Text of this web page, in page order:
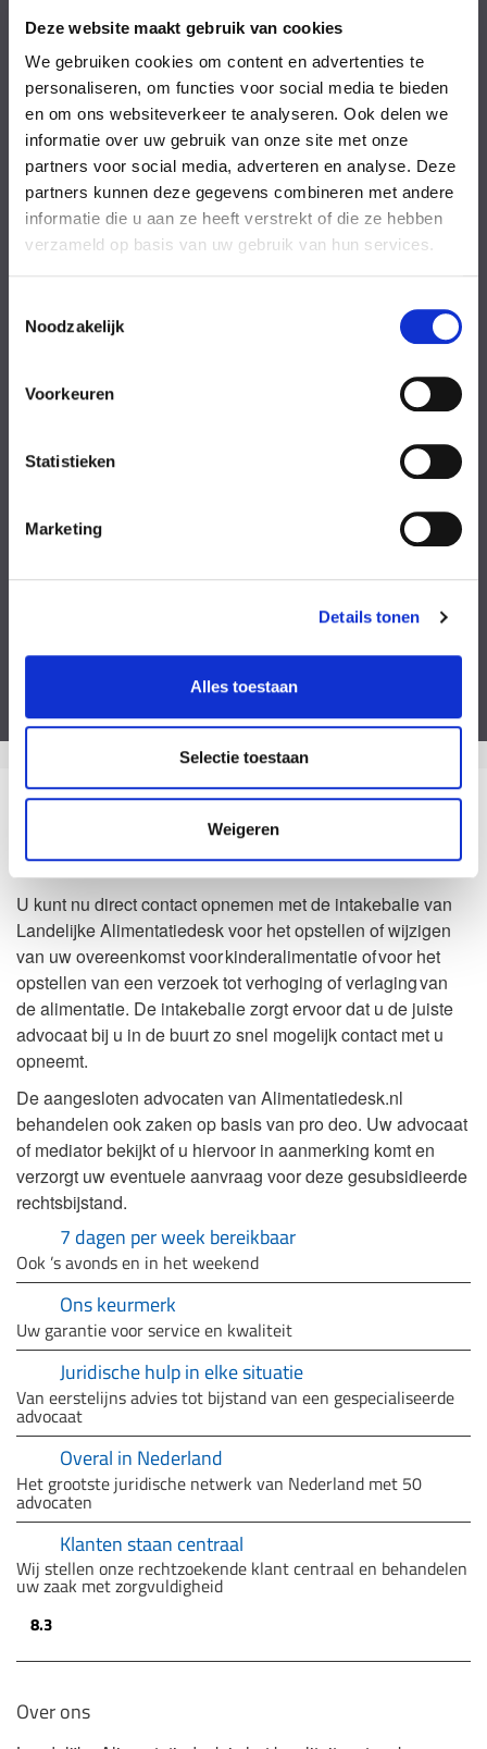
Deze website maakt gebruik van cookies
We gebruiken cookies om content en advertenties te
personaliseren, om functies voor social media te bieden
en om ons websiteverkeer te analyseren. Ook delen we
informatie over uw gebruik van onze site met onze
partners voor social media, adverteren en analyse. Deze
partners kunnen deze gegevens combineren met andere
informatie die u aan ze heeft verstrekt of die ze hebben
verzameld op basis van uw gebruik van hun services.
Noodzakelijk
Voorkeuren
Statistieken
Marketing
Details tonen
Alles toestaan
Selectie toestaan
Weigeren
Zaterdag
Feestdagen
09:00-17:00 uur
Gesloten
Stel uw vraag
Achternaam
Eventuele
opmerkingen
Privacyverklaring
Ik ga akkoord met deprivacy statement&algemene voorwaarden.
algemene voorwaarden
Zo kan het dus ook
Waarom Landelijke Alimentatiedesk?
U kunt nu direct contact opnemen met de intakebalie van
Landelijke Alimentatiedesk voor het opstellen of wijzigen
van uw overeenkomst voor kinderalimentatie of voor het
opstellen van een verzoek tot verhoging of verlaging van
de alimentatie. De intakebalie zorgt ervoor dat u de juiste
advocaat bij u in de buurt zo snel mogelijk contact met u
opneemt.
De aangesloten advocaten van Alimentatiedesk.nl
behandelen ook zaken op basis van pro deo. Uw advocaat
of mediator bekijkt of u hiervoor in aanmerking komt en
verzorgt uw eventuele aanvraag voor deze gesubsidieerde
rechtsbijstand.
7 dagen per week bereikbaar
Ook ’s avonds en in het weekend
Ons keurmerk
Uw garantie voor service en kwaliteit
Juridische hulp in elke situatie
Van eerstelijns advies tot bijstand van een gespecialiseerde
advocaat
Overal in Nederland
Het grootste juridische netwerk van Nederland met 50
advocaten
Klanten staan centraal
Wij stellen onze rechtzoekende klant centraal en behandelen
uw zaak met zorgvuldigheid
8.3
Over ons